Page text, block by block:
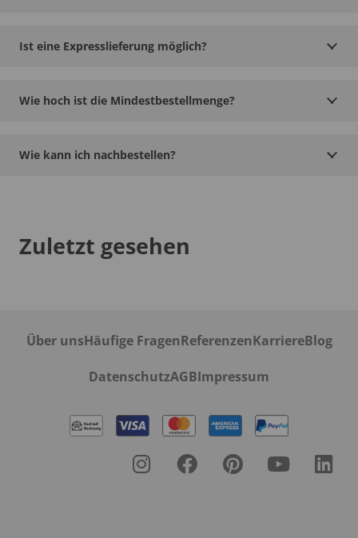
Ist eine Expresslieferung möglich?
Wie hoch ist die Mindestbestellmenge?
Wie kann ich nachbestellen?
Zuletzt gesehen
Über unsHäufige FragenReferenzenKarriereBlog
DatenschutzAGBImpressum